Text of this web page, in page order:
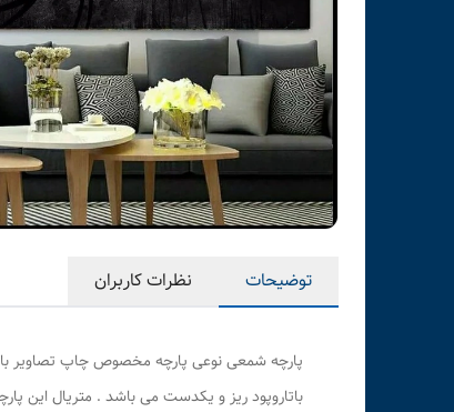
توضیحات نظرات کاربران
پارچه شمعی نوعی پارچه مخصوص چاپ تصاویر با
باتاروپود ریز و یکدست می باشد . متریال این